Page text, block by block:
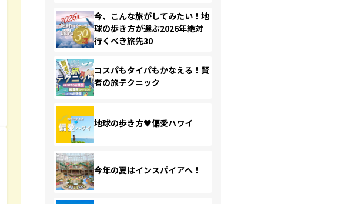
今、こんな旅がしてみたい！地
球の歩き方が選ぶ2026年絶対
行くべき旅先30
コスパもタイパもかなえる！賢
者の旅テクニック
地球の歩き方♥偏愛ハワイ
今年の夏はインスパイアへ！